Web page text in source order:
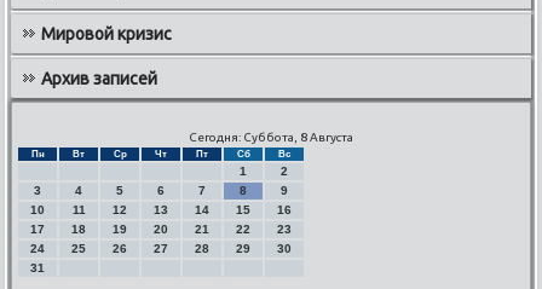
Мировой кризис
Архив записей
Сегодня: Суббота, 8 Августа
Пн Вт Ср Чт Пт Сб Вс
1
2
3
4 5 6 7 8
9
10
11 12 13 14 15
16
17
18 19 20 21 22
23
24
25 26 27 28 29
30
31